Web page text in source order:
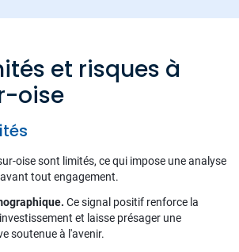
et risques à
oise
oise sont limités, ce qui impose une analyse
tout engagement.
Ce signal positif renforce la
et laisse présager une
soutenue à l'avenir.